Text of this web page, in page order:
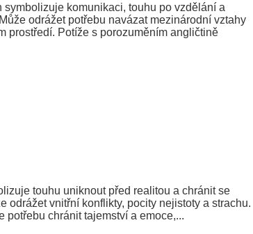
komunikaci, touhu po vzdělání a
odrážet potřebu navázat mezinárodní vztahy
prostředí. Potíže s porozuměním angličtině
touhu uniknout před realitou a chránit se
odrážet vnitřní konflikty, pocity nejistoty a strachu.
potřebu chránit tajemství a emoce,...